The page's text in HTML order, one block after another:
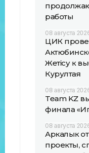
работы
08 августа
ЦИК
Жетісу к
Курултая
08 августа
Team KZ
финала
08 августа
Аркалык
проекты,